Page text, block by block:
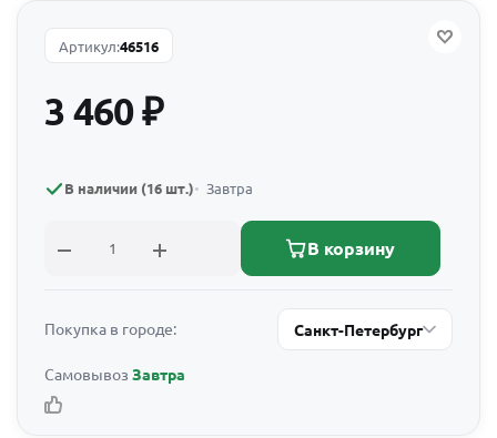
Артикул:46516
3 460₽
В наличии (16 шт.) Завтра
В корзину
Покупка в городе: Санкт-Петербург
Самовывоз Завтра